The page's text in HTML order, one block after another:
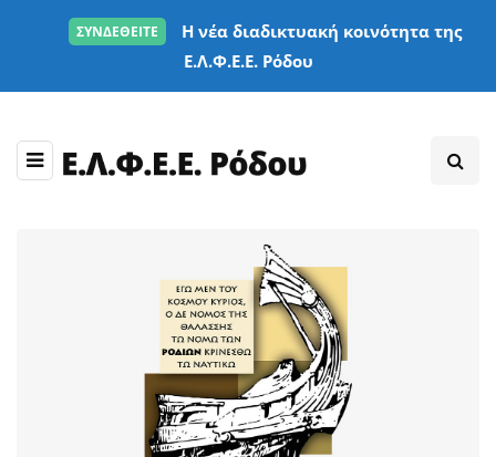
ΣΥΝΔΕΘΕΙΤΕ
Η νέα διαδικτυακή κοινότητα της
Ε.Λ.Φ.Ε.Ε. Ρόδου